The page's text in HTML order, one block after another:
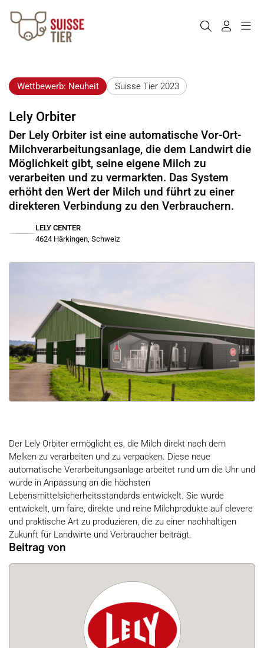
Wettbewerb: Neuheit Suisse Tier 2023
Lely Orbiter
Der Lely Orbiter ist eine automatische Vor-Ort-
Milchverarbeitungsanlage, die dem Landwirt die
Möglichkeit gibt, seine eigene Milch zu
verarbeiten und zu vermarkten. Das System
erhöht den Wert der Milch und führt zu einer
direkteren Verbindung zu den Verbrauchern.
LELY CENTER
4624 Härkingen, Schweiz
Der Lely Orbiter ermöglicht es, die Milch direkt nach dem
Melken zu verarbeiten und zu verpacken. Diese neue
automatische Verarbeitungsanlage arbeitet rund um die Uhr und
wurde in Anpassung an die höchsten
Lebensmittelsicherheitsstandards entwickelt. Sie wurde
entwickelt, um faire, direkte und reine Milchprodukte auf clevere
und praktische Art zu produzieren, die zu einer nachhaltigen
Zukunft für Landwirte und Verbraucher beiträgt.
Beitrag von